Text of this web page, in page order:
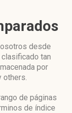
desde
tan
por
others.
de páginas
de índice